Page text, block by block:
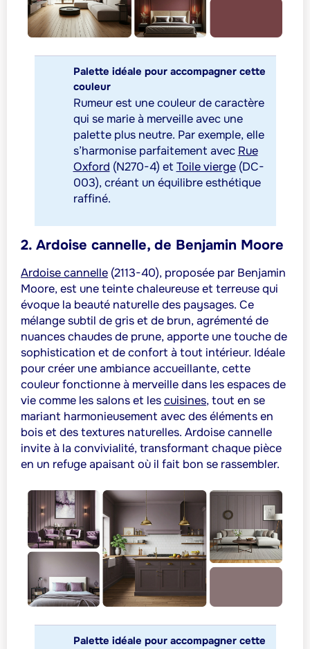
Palette idéale pour accompagner cette
couleur
Rumeur est une couleur de caractère
qui se marie à merveille avec une
palette plus neutre. Par exemple, elle
s’harmonise parfaitement avec Rue
Oxford (N270-4) et Toile vierge (DC-
003), créant un équilibre esthétique
raffiné.
2. Ardoise cannelle, de Benjamin Moore
Ardoise cannelle (2113-40), proposée par Benjamin
Moore, est une teinte chaleureuse et terreuse qui
évoque la beauté naturelle des paysages. Ce
mélange subtil de gris et de brun, agrémenté de
nuances chaudes de prune, apporte une touche de
sophistication et de confort à tout intérieur. Idéale
pour créer une ambiance accueillante, cette
couleur fonctionne à merveille dans les espaces de
vie comme les salons et lescuisines, tout en se
mariant harmonieusement avec des éléments en
bois et des textures naturelles. Ardoise cannelle
invite à la convivialité, transformant chaque pièce
en un refuge apaisant où il fait bon se rassembler.
Palette idéale pour accompagner cette